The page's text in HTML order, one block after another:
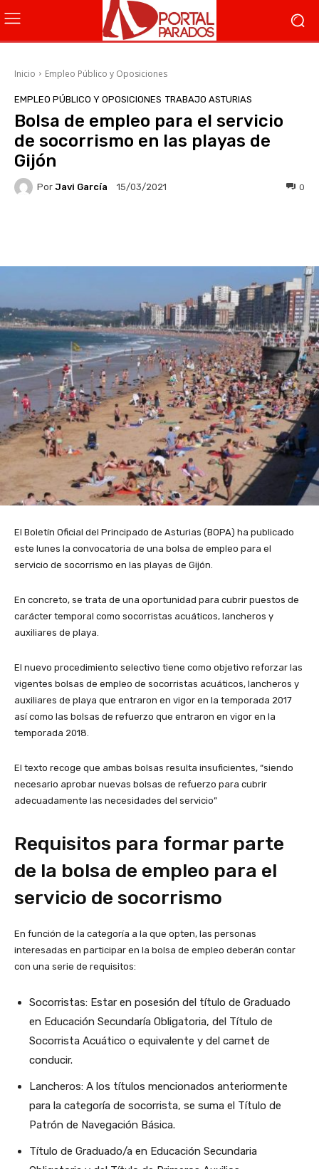
Inicio Empleo Público y Oposiciones
EMPLEO PÚBLICO Y OPOSICIONES TRABAJO ASTURIAS
Bolsa de empleo para el servicio
de socorrismo en las playas de
Gijón
Por Javi García 15/03/2021 0
El Boletín Oficial del Principado de Asturias (BOPA) ha publicado
este lunes la convocatoria de una bolsa de empleo para el
servicio de socorrismo en las playas de Gijón.
En concreto, se trata de una oportunidad para cubrir puestos de
carácter temporal como socorristas acuáticos, lancheros y
auxiliares de playa.
El nuevo procedimiento selectivo tiene como objetivo reforzar las
vigentes bolsas de empleo de socorristas acuáticos, lancheros y
auxiliares de playa que entraron en vigor en la temporada 2017
así como las bolsas de refuerzo que entraron en vigor en la
temporada 2018.
El texto recoge que ambas bolsas resulta insuficientes, “siendo
necesario aprobar nuevas bolsas de refuerzo para cubrir
adecuadamente las necesidades del servicio”
Requisitos para formar parte
de la bolsa de empleo para el
servicio de socorrismo
En función de la categoría a la que opten, las personas
interesadas en participar en la bolsa de empleo deberán contar
con una serie de requisitos:
Socorristas: Estar en posesión del título de Graduado
en Educación Secundaría Obligatoria, del Título de
Socorrista Acuático o equivalente y del carnet de
conducir.
Lancheros: A los títulos mencionados anteriormente
para la categoría de socorrista, se suma el Título de
Patrón de Navegación Básica.
Título de Graduado/a en Educación Secundaria